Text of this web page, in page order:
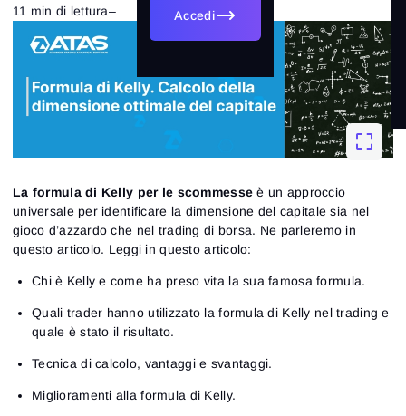
Accedi
11 min di lettura–
La formula di Kelly per le scommesseè un approccio
universale per identificare la dimensione del capitale sia nel
gioco d’azzardo che nel trading di borsa. Ne parleremo in
questo articolo. Leggi in questo articolo:
Chi è Kelly e come ha preso vita la sua famosa formula.
Quali trader hanno utilizzato la formula di Kelly nel trading e
quale è stato il risultato.
Tecnica di calcolo, vantaggi e svantaggi.
Miglioramenti alla formula di Kelly.